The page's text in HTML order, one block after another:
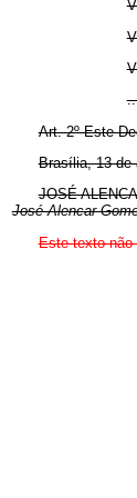
Art. 2º Este
Brasília, 13 de
JOSÉ
José Alencar
Este texto não